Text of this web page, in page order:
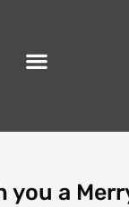
you a